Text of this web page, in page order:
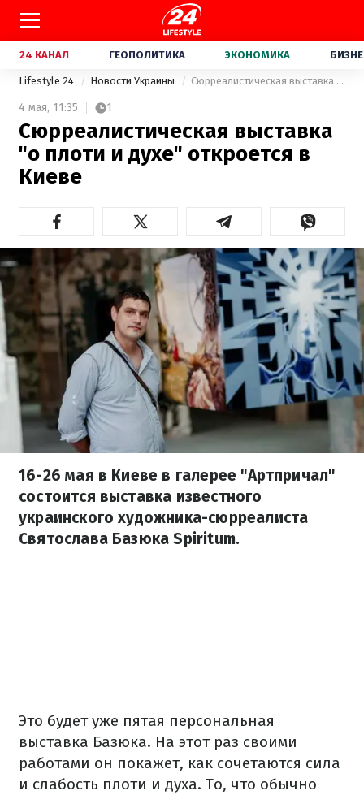
24 КАНАЛ ГЕОПОЛИТИКА ЭКОНОМИКА
Lifestyle 24 Новости Украины Сюрреалистическая выставка "о плоти и духе" откроется в Киеве
4 мая, 11:35 1
Сюрреалистическая выставка
"о плоти и духе" откроется в
Киеве
16-26 мая в Киеве в галерее "Артпричал"
состоится выставка известного
украинского художника-сюрреалиста
Святослава Базюка Spiritum.
Это будет уже пятая персональная
выставка Базюка. На этот раз своими
работами он покажет, как сочетаются сила
и слабость плоти и духа. То, что обычно